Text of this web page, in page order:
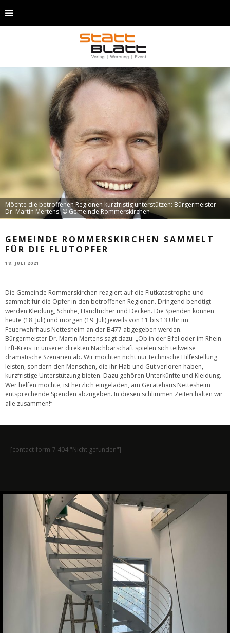
Möchte die betroffenen Regionen kurzfristig unterstützen: Bürgermeister
Dr. Martin Mertens. © Gemeinde Rommerskirchen
GEMEINDE ROMMERSKIRCHEN SAMMELT
FÜR DIE FLUTOPFER
18. JULI 2021
Die Gemeinde Rommerskirchen reagiert auf die Flutkatastrophe und
sammelt für die Opfer in den betroffenen Regionen. Dringend benötigt
werden Kleidung, Schuhe, Handtücher und Decken. Die Spenden können
heute (18. Juli) und morgen (19. Juli) jeweils von 11 bis 13 Uhr im
Feuerwehrhaus Nettesheim an der B477 abgegeben werden.
Bürgermeister Dr. Martin Mertens sagt dazu: „Ob in der Eifel oder im Rhein-
Erft-Kreis: in unserer direkten Nachbarschaft spielen sich teilweise
dramatische Szenarien ab. Wir möchten nicht nur technische Hilfestellung
leisten, sondern den Menschen, die ihr Hab und Gut verloren haben,
kurzfristige Unterstützung bieten. Dazu gehören Unterkünfte und Kleidung.
Wer helfen möchte, ist herzlich eingeladen, am Gerätehaus Nettesheim
entsprechende Spenden abzugeben. In diesen schlimmen Zeiten halten wir
alle zusammen!“
[contact-form-7 404 "Nicht gefunden"]